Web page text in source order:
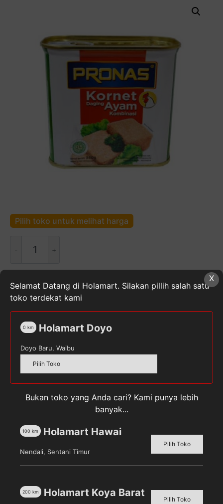
Pilih toko untuk melihat harga
PRONAS
Ayam
340gr
SKU:8992804901220 Kategori:Makanan Kaleng,
Makanan Segar, Beku & Kaleng
Buah Segar Tag:PRONAS
Deskripsi
Ulasan (0)
Terbuat dari bahan daging ayam pilihan, dengan
rasa yang enak & gurih, sangat cocok untuk
menu sarapan atau menu makanan sehari-hari
tinggi
X
Selamat Datang di Holamart. Silakan pillih salah satu
toko terdekat kami
Holamart Doyo
0 km
Doyo Baru, Waibu
Pilih Toko
Bukan toko yang Anda cari? Kami punya lebih
banyak...
Holamart Hawai
100 km
Nendali, Sentani Timur
Pilih Toko
Holamart Koya Barat
200 km
Pilih Toko